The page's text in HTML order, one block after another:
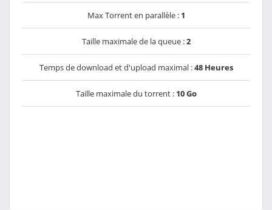
Max Torrent en parallèle : 1
Taille maximale de la queue :2
Temps de download et d'upload maximal :48 Heures
Taille maximale du torrent : 10 Go